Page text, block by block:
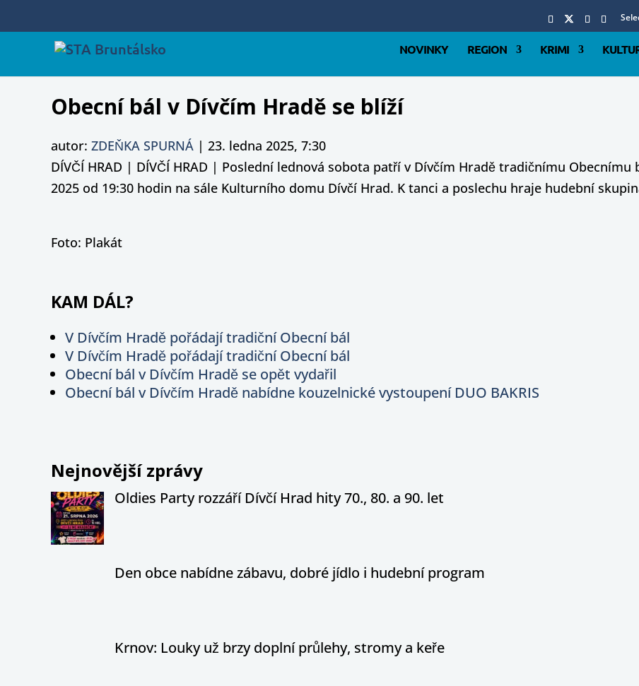
NOVINKY REGION KRIMI
Obecní bál v Dívčím Hradě se blíží
autor: ZDEŇKA SPURNÁ | 23. ledna 2025, 7:30
DÍVČÍ HRAD | DÍVČÍ HRAD | Poslední lednová sobota patří v Dívčím Hradě tradičnímu
2025 od 19:30 hodin na sále Kulturního domu Dívčí Hrad. K tanci a poslechu hraje hudební
Foto: Plakát
KAM DÁL?
V Dívčím Hradě pořádají tradiční Obecní bál
V Dívčím Hradě pořádají tradiční Obecní bál
Obecní bál v Dívčím Hradě se opět vydařil
Obecní bál v Dívčím Hradě nabídne kouzelnické vystoupení DUO BAKRIS
Nejnovější zprávy
Oldies Party rozzáří Dívčí Hrad hity 70., 80. a 90. let
Den obce nabídne zábavu, dobré jídlo i hudební program
Krnov: Louky už brzy doplní průlehy, stromy a keře